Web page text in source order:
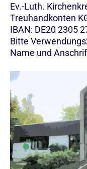
Ev.-Luth.
Treuhandkonten
IBAN: DE20 2305
Bitte
Name und